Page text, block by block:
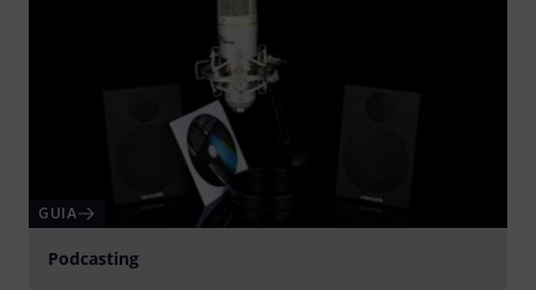
GUIA
Podcasting